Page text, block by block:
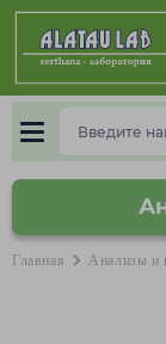
Главная chevron_right Анализы и
Выберите
А